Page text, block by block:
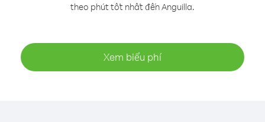
theo phút tốt nhất đến Anguilla.
Xem biểu phí